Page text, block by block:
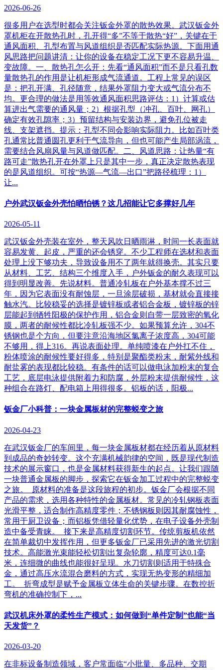
2026-06-26
很多用户在选型时都会关注钣金外罩的散热效果。武汉钣金外
罩机柜在开散热孔时，孔开得“多”不等于散热“好”，关键在于
通风面积、孔型布置与风道组织是否匹配实际热源。下面用通
风思路把问题讲清：让你的设备在稳定工况下更不容易升温、
变故障。一、散热孔怎么开：先看“通风面积”而不是只看孔数
量散热孔的作用是让机柜形成气流通道。工程上常见的误区
是：把孔开满、孔径随意，结果外罩阻力变大或气流分布不
均。更合理的做法是用等效通风面积思路评估：1）计算或估
算进出气需要的通风量；2）根据孔型（冲孔、百叶、网孔）
确定有效孔隙率；3）预留结构与安装边界，避免孔位被走
线、支架遮挡。提示：孔型不同会影响实际阻力。比如百叶类
孔通常比普通圆孔更利于气流导向，但也可能产生局部涡流，
需要结合风扇风量与风道做匹配。二、风道思路：让热量“有
路可走”散热孔开在外罩上只是其中一步，真正决定散热表现
的是风道组织。可按“热源—气流—出口”把路径梳理：1）
让...
户外武汉钣金外壳怕晒怕锈？这几招能让它多撑好几年
2026-05-11
武汉钣金外壳装在室外，整天风吹日晒雨淋，时间一长表面就
容易发黄、起皮，严重的还会锈穿。不少工程师在选材和表面
处理上没下够功夫，导致设备用不了两年就得换壳。其实只要
从材料、工艺、结构三个维度入手，户外钣金的耐久表现可以
得到明显改善。先说材料。普通冷轧板在户外基本撑不过三
年，因为它表面没有耐蚀层，一旦涂层破损，基材就会直接接
触水汽。比较稳妥的选择是镀锌板或者铝合金板，镀锌板的锌
层能起到牺牲阳极的保护作用，铝合金则自带一层致密的氧化
膜，两者的耐候性都比冷轧板强不少。如果预算允许，304不
锈钢也是个方向，但要注意沿海地区氯离子浓度高，304可能
不够用，得上316。再说表面处理。单纯喷漆在户外扛不住，
粉体喷涂的耐候性要好得多，特别是聚酯类粉末，耐紫外线和
耐盐雾的表现都比较稳。有条件的话可以做电泳加粉末的复合
工艺，底层电泳提供附着力和防腐，外层粉末提供耐候性，这
种组合在路灯、配电箱上用得很多。铝板的话，阳极...
​钣金厂小科普：一块金属板材的完整蜕变之旅
2026-04-23
在武汉钣金厂的车间里，每一块金属板材都在经历着从原材料
到成品的奇妙转变。这个充满机械韵律的空间，既是现代制造
技术的展示窗口，也是金属材料获得新生的起点。让我们跟随
一块普通金属板的脚步，探索它在钣金加工过程中的完整蜕变
之旅。 原材料的准备是这段旅程的初步。钣金厂会根据不同
产品的需求，选用各种特性的金属板材。常见的冷轧钢板表面
光滑平整，适合制作高精度零件；不锈钢板则因其耐腐蚀性，
常用于厨卫设备；而铝板凭借轻量化优势，在电子设备外壳制
造中备受青睐。 接下来是高精度切割环节。传统剪板机依然
在简单裁切中发挥作用，但更多钣金厂已采用先进的激光切割
技术。高能激光束能轻松切割出复杂轮廓，精度可达0.1毫
米，连细微的曲线也能很好呈现。水刀切割则适用于特殊合
金，通过高压水流混合磨料的方式，实现无热变形的精细加
工。 折弯成型是赋予金属板立体生命的关键步骤。在数控折
弯机的准确控制下，...
武汉机床外罩的柔性生产模式：如何做到“单件定制”也能“当
天发货”？
2026-03-20
在非标设备制造领域，客户常面临“小批量、多品种、交期